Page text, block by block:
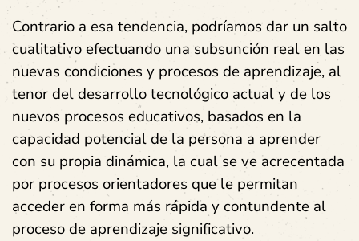
Contrario a esa tendencia, podríamos dar un salto
cualitativo efectuando una subsunción real en las
nuevas condiciones y procesos de aprendizaje, al
tenor del desarrollo tecnológico actual y de los
nuevos procesos educativos, basados en la
capacidad potencial de la persona a aprender
con su propia dinámica, la cual se ve acrecentada
por procesos orientadores que le permitan
acceder en forma más rápida y contundente al
proceso de aprendizaje significativo.